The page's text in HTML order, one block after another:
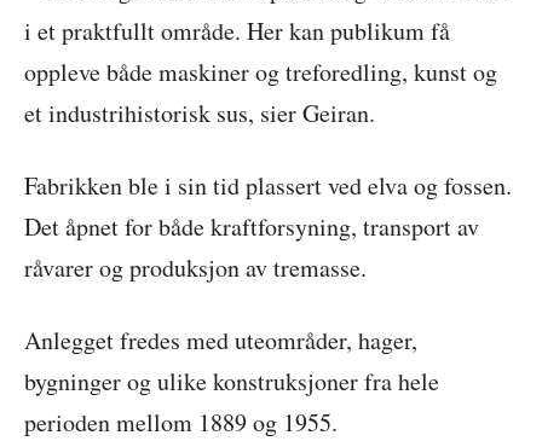
i et praktfullt område. Her kan publikum få
oppleve både maskiner og treforedling, kunst og
et industrihistorisk sus, sier Geiran.
Fabrikken ble i sin tid plassert ved elva og fossen.
Det åpnet for både kraftforsyning, transport av
råvarer og produksjon av tremasse.
Anlegget fredes med uteområder, hager,
bygninger og ulike konstruksjoner fra hele
perioden mellom 1889 og 1955.